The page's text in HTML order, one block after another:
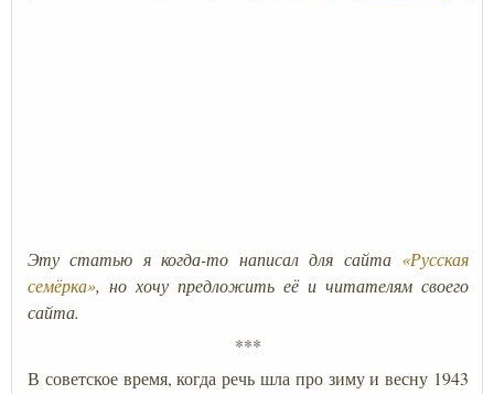
Эту статью я когда-то написал для сайта «Русская
семёрка», но хочу предложить её и читателям своего
сайта.
***
В советское время, когда речь шла про зиму и весну 1943